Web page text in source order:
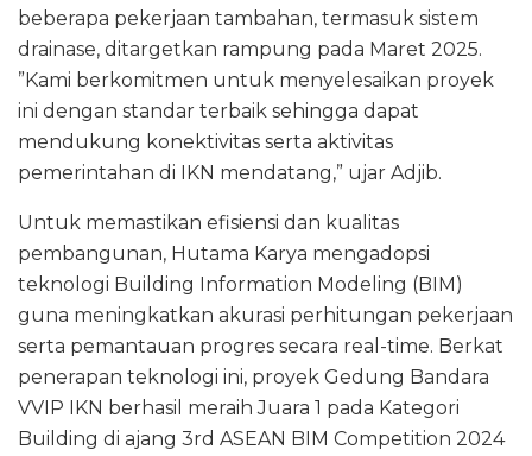
beberapa pekerjaan tambahan, termasuk sistem
drainase, ditargetkan rampung pada Maret 2025.
”Kami berkomitmen untuk menyelesaikan proyek
ini dengan standar terbaik sehingga dapat
mendukung konektivitas serta aktivitas
pemerintahan di IKN mendatang,” ujar Adjib.
Untuk memastikan efisiensi dan kualitas
pembangunan, Hutama Karya mengadopsi
teknologi Building Information Modeling (BIM)
guna meningkatkan akurasi perhitungan pekerjaan
serta pemantauan progres secara real-time. Berkat
penerapan teknologi ini, proyek Gedung Bandara
VVIP IKN berhasil meraih Juara 1 pada Kategori
Building di ajang 3rd ASEAN BIM Competition 2024